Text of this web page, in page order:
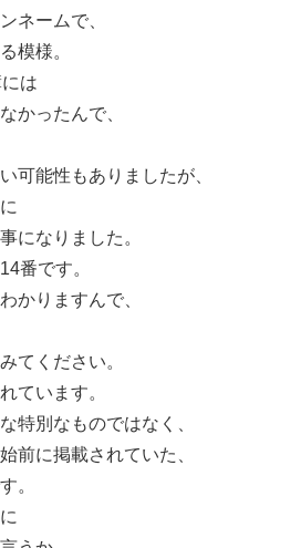
ネームで、
模様。
は
かったんで、
可能性もありましたが、
になりました。
番です。
かりますんで、
てください。
ています。
特別なものではなく、
前に掲載されていた、
。